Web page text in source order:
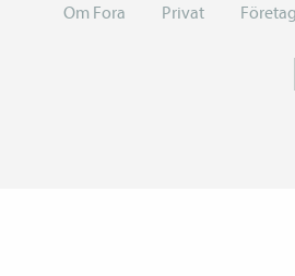
Om Fora Privat Företag